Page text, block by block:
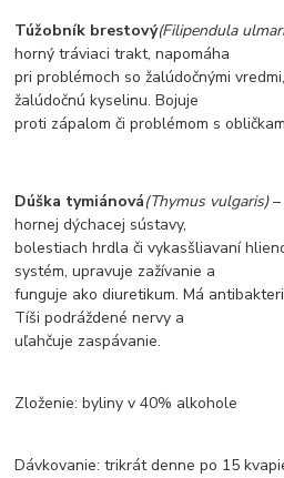
Túžobník brestový(Filipendula
horný tráviaci trakt, napomáha
pri problémoch so žalúdočnými
žalúdočnú kyselinu. Bojuje
proti zápalom či problémom s
Dúška tymiánová(Thymus vulgaris)–
hornej dýchacej sústavy,
bolestiach hrdla či vykasšliavaní
systém, upravuje zažívanie a
funguje ako diuretikum. Má
Tíši podráždené nervy a
uľahčuje zaspávanie.
Zloženie: byliny v 40% alkohole
Dávkovanie: trikrát denne po 15